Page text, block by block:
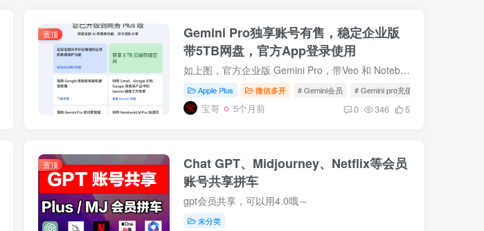
置顶
Gemini Pro独享账号有售，稳定企业版
带5TB网盘，官方App登录使用
如上图，官方企业版 Gemini Pro，带Veo 和 Notebook LM等，带5TB Google Drive，独立谷歌账号，独立容量，独立数据，可以手机app直接登录使用，也可以电脑网页版使用。【企业版，配额更高，不是...
Apple Plus 微信多开 # Gemini会员 # Gemini pro充值
宝哥 5个月前 0 346 5
置顶
Chat GPT、Midjourney、Netflix等会员
账号共享拼车
gpt会员共享，可以用4.0哦～
未分类